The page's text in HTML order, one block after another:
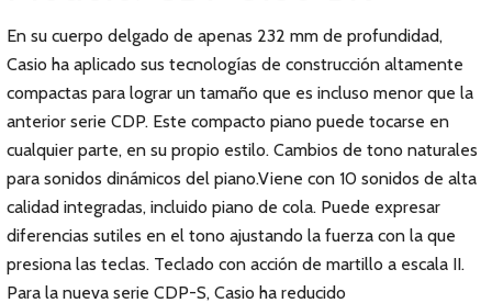
En su cuerpo delgado de apenas 232 mm de profundidad,
Casio ha aplicado sus tecnologías de construcción altamente
compactas para lograr un tamaño que es incluso menor que la
anterior serie CDP. Este compacto piano puede tocarse en
cualquier parte, en su propio estilo. Cambios de tono naturales
para sonidos dinámicos del piano.Viene con 10 sonidos de alta
calidad integradas, incluido piano de cola. Puede expresar
diferencias sutiles en el tono ajustando la fuerza con la que
presiona las teclas. Teclado con acción de martillo a escala II.
Para la nueva serie CDP-S, Casio ha reducido